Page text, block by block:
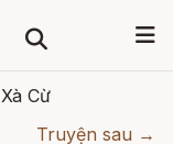
Xà Cừ
Truyện sau →